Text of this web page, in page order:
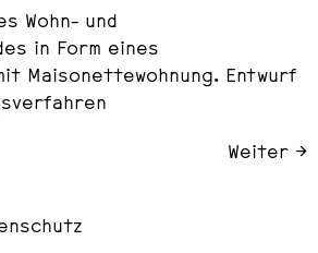
Wohn- und
in Form eines
Maisonettewohnung. Entwurf
Weiter →